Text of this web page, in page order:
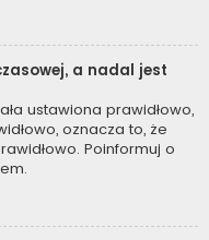
a nadal jest
ustawiona prawidłowo,
oznacza to, że
Poinformuj o